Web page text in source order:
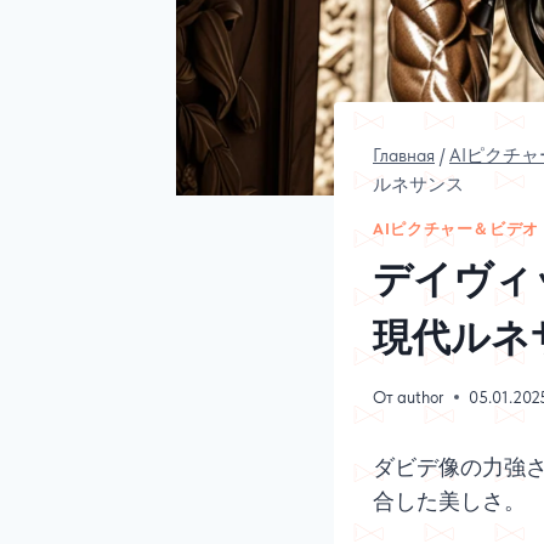
Главная / AIピクチ
ルネサンス
AIピクチャー＆ビデ
デイヴ
現代ルネ
Отauthor
ダビデ像の力強
合した美しさ。